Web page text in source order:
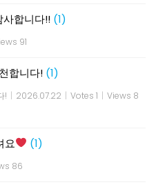
사합니다!! (1)
91
합니다! (1)
! | 2026.07.22 | Votes 1 | Views 8
요 (1)
86